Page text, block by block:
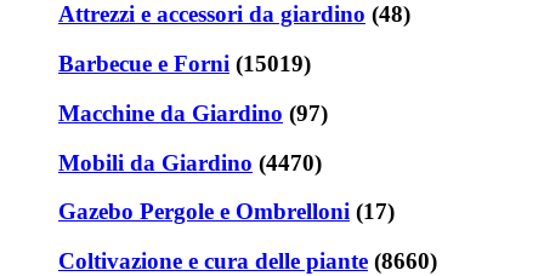
Attrezzi e accessori da giardino (48)
Barbecue e Forni (15019)
Macchine da Giardino (97)
Mobili da Giardino (4470)
Gazebo Pergole e Ombrelloni (17)
Coltivazione e cura delle piante (8660)